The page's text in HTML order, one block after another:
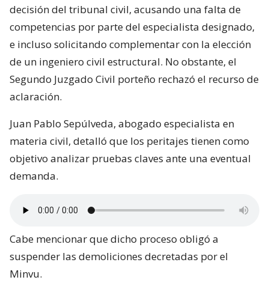
decisión del tribunal civil, acusando una falta de
competencias por parte del especialista designado,
e incluso solicitando complementar con la elección
de un ingeniero civil estructural. No obstante, el
Segundo Juzgado Civil porteño rechazó el recurso de
aclaración.
Juan Pablo Sepúlveda, abogado especialista en
materia civil, detalló que los peritajes tienen como
objetivo analizar pruebas claves ante una eventual
demanda.
Cabe mencionar que dicho proceso obligó a
suspender las demoliciones decretadas por el
Minvu.